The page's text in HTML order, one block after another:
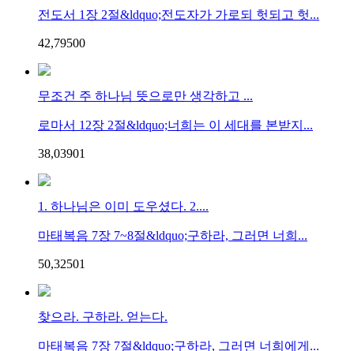
전도서 1장 2절&ldquo;전도자가 가로되 헛되고 헛...
42,79500
무조건 주 하나님 뜻으로만 생각하고 ...
로마서 12장 2절&ldquo;너희는 이 세대를 본받지...
38,03901
1. 하나님은 이미 도우셨다. 2....
마태복음 7장 7~8절&ldquo;구하라, 그러면 너희...
50,32501
찾으라. 구하라. 얻는다.
마태복음 7장 7절&ldquo;구하라, 그러면 너희에게...